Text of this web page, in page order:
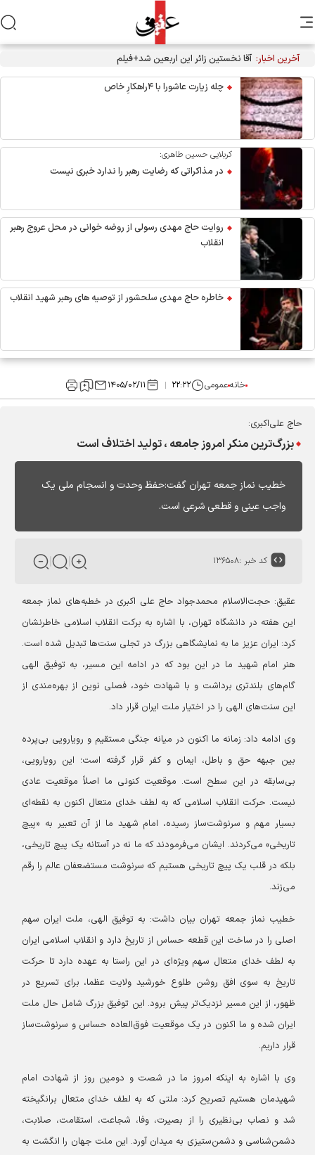
آخرین اخبار: آقا نخستین زائر این اربعین شد+فیلم
چله زیارت عاشورا با ۴راهکارِ خاص
کربلایی حسین طاهری:
در مذاکراتی که رضایت رهبر را ندارد خبری نیست
روایت حاج مهدی رسولی از روضه خوانی در محل عروج رهبر
انقلاب
خاطره حاج مهدی سلحشور از توصیه های رهبر شهید انقلاب
خانهعمومی ۲۲:۲۲ ۱۴۰۵/۰۲/۱۱
حاج علی‌اکبری:
بزرگ‌ترین منکر امروز جامعه ، تولید اختلاف است
خطیب نماز جمعه تهران گفت:حفظ وحدت و انسجام ملی یک
واجب عینی و قطعی شرعی است.
کد خبر :۱۳۶۵۰۸
عقیق: حجت‌الاسلام محمدجواد حاج علی اکبری در خطبه‌های نماز جمعه
این هفته در دانشگاه تهران، با اشاره به برکت انقلاب اسلامی خاطرنشان
کرد: ایران عزیز ما به نمایشگاهی بزرگ در تجلی سنت‌ها تبدیل شده است.
هنر امام شهید ما در این بود که در ادامه این مسیر، به توفیق الهی
گام‌های بلندتری برداشت و با شهادت خود، فصلی نوین از بهره‌مندی از
این سنت‌های الهی را در اختیار ملت ایران قرار داد.
وی ادامه داد: زمانه ما اکنون در میانه جنگی مستقیم و رویارویی بی‌پرده
بین جبهه حق و باطل، ایمان و کفر قرار گرفته است؛ این رویارویی،
بی‌سابقه در این سطح است. موقعیت کنونی ما اصلاً موقعیت عادی
نیست. حرکت انقلاب اسلامی که به لطف خدای متعال اکنون به نقطه‌ای
بسیار مهم و سرنوشت‌ساز رسیده، امام شهید ما از آن تعبیر به «پیچ
تاریخی» می‌کردند. ایشان می‌فرمودند که ما نه در آستانه یک پیچ تاریخی،
بلکه در قلب یک پیچ تاریخی هستیم که سرنوشت مستضعفان عالم را رقم
می‌زند.
خطیب نماز جمعه تهران بیان داشت: به توفیق الهی، ملت ایران سهم
اصلی را در ساخت این قطعه حساس از تاریخ دارد و انقلاب اسلامی ایران
به لطف خدای متعال سهم ویژه‌ای در این راستا به عهده دارد تا حرکت
تاریخ به سوی افق روشن طلوع خورشید ولایت عظما، برای تسریع در
ظهور، از این مسیر نزدیک‌تر پیش برود. این توفیق بزرگ شامل حال ملت
ایران شده و ما اکنون در یک موقعیت فوق‌العاده حساس و سرنوشت‌ساز
قرار داریم.
وی با اشاره به اینکه امروز ما در شصت و دومین روز از شهادت امام
شهیدمان هستیم تصریح کرد: ملتی که به لطف خدای متعال برانگیخته
شد و نصاب بی‌نظیری را از بصیرت، وفا، شجاعت، استقامت، صلابت،
دشمن‌شناسی و دشمن‌ستیزی به میدان آورد. این ملت جهان را انگشت به